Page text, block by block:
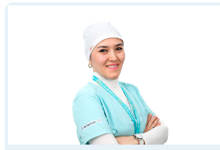
+998
Перезвоните мне
Нажимая на кнопку «Перезвоните мне», вы даёте
согласие на обработку персональных данных и
соглашаетесь c политикой конфиденциальности
Лицензии и